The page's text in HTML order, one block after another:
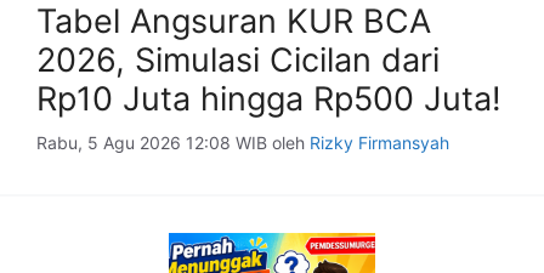
Tabel Angsuran KUR BCA
2026, Simulasi Cicilan dari
Rp10 Juta hingga Rp500 Juta!
Rabu, 5 Agu 2026 12:08 WIB oleh Rizky Firmansyah